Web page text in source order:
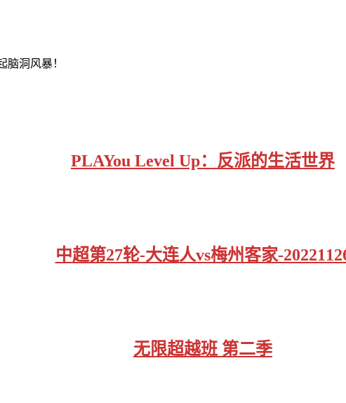
洞风暴！
PLAYou Level Up：反派的生活世界
中超第27轮-大连人vs梅州客家-
无限超越班 第二季